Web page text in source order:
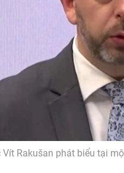
Vít Rakušan phát biểu tại